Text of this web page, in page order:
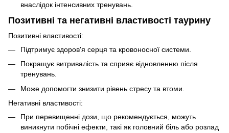
внаслідок інтенсивних тренувань.
Позитивні та негативні властивості таурину
Позитивні властивості:
Підтримує здоров'я серця та кровоносної системи.
Покращує витривалість та сприяє відновленню після
тренувань.
Може допомогти знизити рівень стресу та втоми.
Негативні властивості:
При перевищенні дози, що рекомендується, можуть
виникнути побічні ефекти, такі як головний біль або розлад